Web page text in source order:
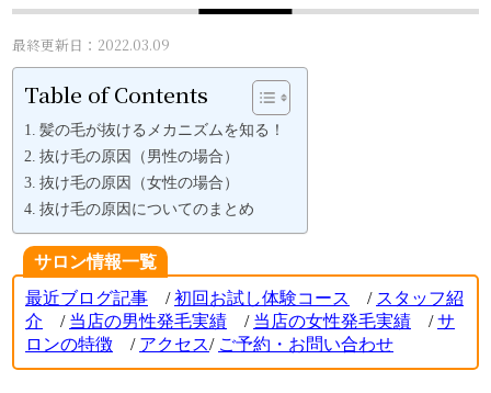
最終更新日：2022.03.09
Table of Contents
髪の毛が抜けるメカニズムを知る！
抜け毛の原因（男性の場合）
抜け毛の原因（女性の場合）
抜け毛の原因についてのまとめ
サロン情報一覧
最近ブログ記事 /初回お試し体験コース / スタッフ紹
介 / 当店の男性発毛実績 / 当店の女性発毛実績 /サ
ロンの特徴 / アクセス/ ご予約・お問い合わせ